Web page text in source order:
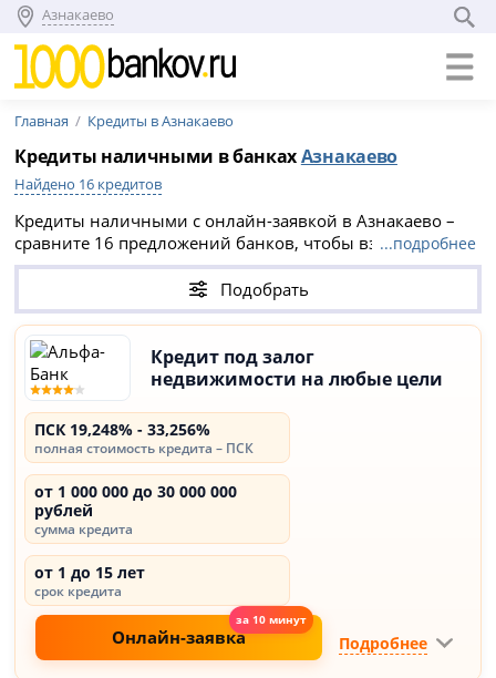
Азнакаево
Главная Кредиты в Азнакаево
Кредиты наличными в банкахАзнакаево
Найдено 16 кредитов
Кредиты наличными с онлайн-заявкой в Азнакаево –
сравните 16 предложений банков, чтобы взять
выгодный кредит по низкой ставке от 18.99%.
Потребительские кредиты Азнакаево с лучшим
одобрением на август 2026:Альфа-Банк,Альфа-Банк,
Альфа-Банк.
...подробнее
Подобрать
Кредит под залог
недвижимости на любые цели
ПСК 19,248% - 33,256%
полная стоимость кредита – ПСК
от 1 000 000 до 30 000 000
рублей
сумма кредита
от 1 до 15 лет
срок кредита
Онлайн-заявка Подробнее